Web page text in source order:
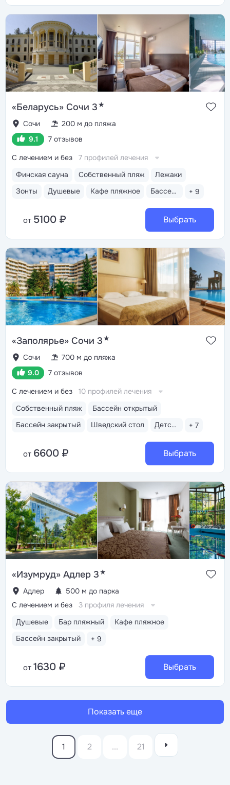
«Беларусь» Сочи 3★
Сочи
200 м до пляжа
9.1
7 отзывов
Финская сауна Собственный пляж
Лежаки
Зонты
Душевые Кафе пляжное Бассейн открытый + 9
С лечением и без 7 профилей лечения
от 5100 ₽ Выбрать
«Заполярье» Сочи 3★
Сочи
700 м до пляжа
9.0
7 отзывов
Собственный пляж
Бассейн открытый
Бассейн закрытый
Шведский стол Детская анимация + 7
С лечением и без 10 профилей лечения
от 6600 ₽ Выбрать
«Изумруд» Адлер 3★
Адлер 500 м до парка
Душевые Бар пляжный
Кафе пляжное
Бассейн закрытый
+ 9
С лечением и без 3 профиля лечения
от 1630 ₽ Выбрать
Показать еще
1 2 ... 21